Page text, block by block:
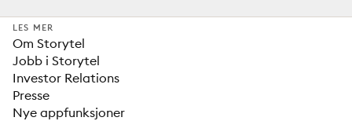
LES MER
Om Storytel
Jobb i Storytel
Investor Relations
Presse
Nye appfunksjoner